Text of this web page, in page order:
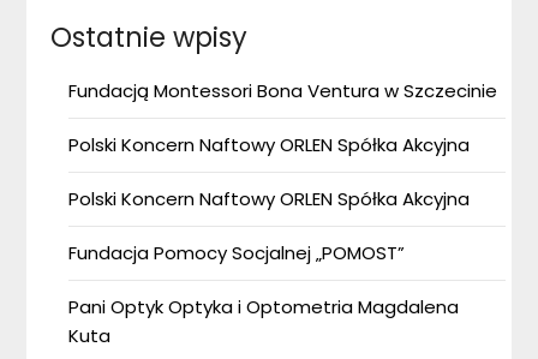
Ostatnie wpisy
Fundacją Montessori Bona Ventura w Szczecinie
Polski Koncern Naftowy ORLEN Spółka Akcyjna
Polski Koncern Naftowy ORLEN Spółka Akcyjna
Fundacja Pomocy Socjalnej „POMOST”
Pani Optyk Optyka i Optometria Magdalena
Kuta